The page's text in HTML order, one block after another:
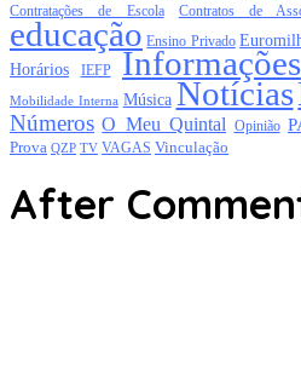
Contratações de Escola Contratos de
educação Ensino Privado
Horários IEFP Informações
Mobilidade Interna Música Notícias
Números O Meu Quintal Opinião
Prova QZP TV VAGAS Vinculação
After